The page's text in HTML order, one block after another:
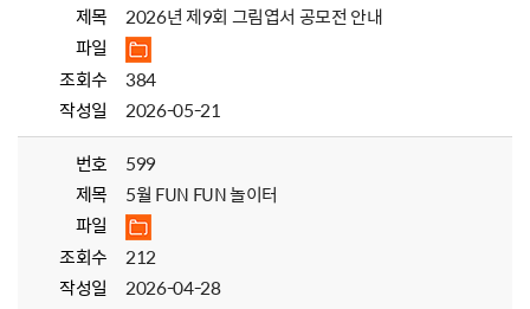
제목
2026년 제9회 그림엽서 공모전 안내
파일
조회수
384
작성일
2026-05-21
번호
599
제목
5월 FUN FUN 놀이터
파일
조회수
212
작성일
2026-04-28